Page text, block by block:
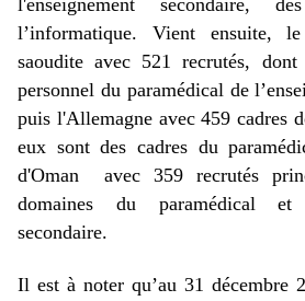
l'enseignement secondaire,
l’informatique. Vient ensuite,
saoudite avec 521 recrutés,
personnel du paramédical de
puis l'Allemagne avec 459 cadres
eux sont des cadres du
d'Oman avec 359 recrutés
domaines du paramédical et
secondaire.
Il est à noter qu’au 31 décembre